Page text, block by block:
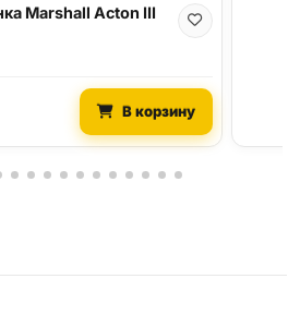
Marshall Acton III
В корзину